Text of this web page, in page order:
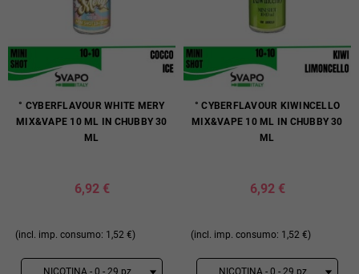
° CYBERFLAVOUR WHITE MERY
MIX&VAPE 10 ML IN CHUBBY 30
ML
6,92 €
(incl. imp. consumo: 1,52 €)
° CYBERFLAVOUR KIWINCELLO
MIX&VAPE 10 ML IN CHUBBY 30
ML
6,92 €
(incl. imp. consumo: 1,52 €)